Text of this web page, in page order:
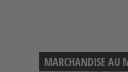
MARCHANDISE AU